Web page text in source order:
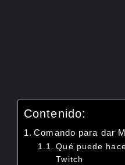
Contenido:
Comando para dar
Qué puede
Twitch